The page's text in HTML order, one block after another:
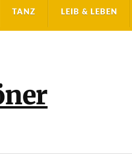
TANZ LEIB & LEBEN